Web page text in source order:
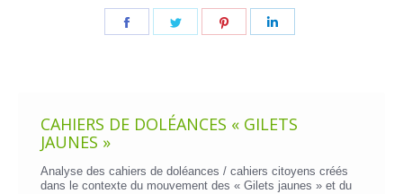
Partager Partager Partager
CAHIERS DE DOLÉANCES « GILETS
JAUNES »
Analyse des cahiers de doléances / cahiers citoyens créés
dans le contexte du mouvement des « Gilets jaunes » et du